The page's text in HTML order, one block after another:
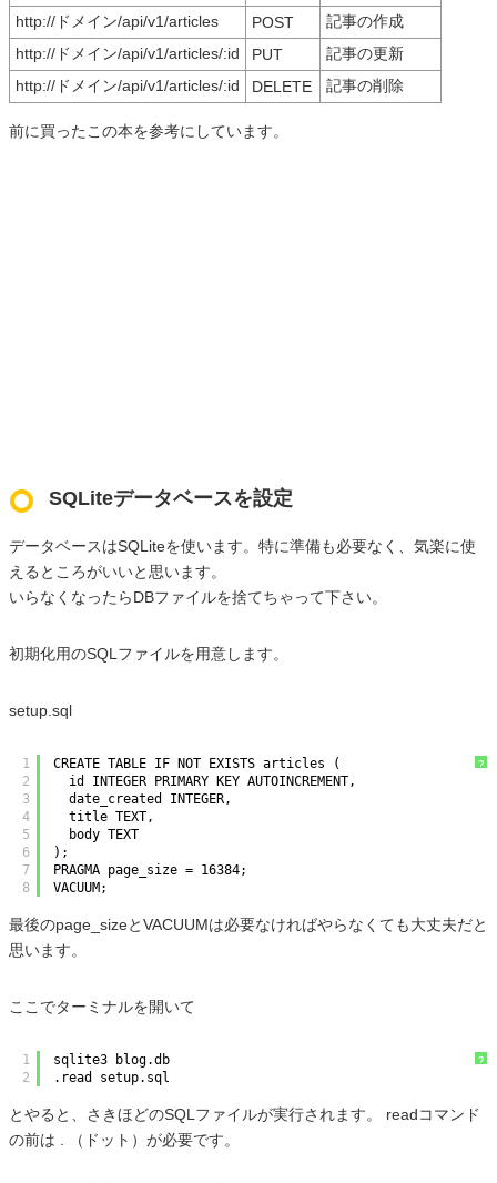
http://ドメイン/api/v1/articles
POST
記事の作成
http://ドメイン/api/v1/articles/:id
PUT
記事の更新
http://ドメイン/api/v1/articles/:id
DELETE 記事の削除
前に買ったこの本を参考にしています。
SQLiteデータベースを設定
データベースはSQLiteを使います。特に準備も必要なく、気楽に使
えるところがいいと思います。
いらなくなったらDBファイルを捨てちゃって下さい。
初期化用のSQLファイルを用意します。
setup.sql
?
1
2
3
4
5
6
7
8
CREATE TABLE IF NOT EXISTS articles (
id INTEGER PRIMARY KEY AUTOINCREMENT,
date_created INTEGER,
title TEXT,
body TEXT
);
PRAGMA page_size = 16384;
VACUUM;
最後のpage_sizeとVACUUMは必要なければやらなくても大丈夫だと
思います。
ここでターミナルを開いて
?
1
2
sqlite3 blog.db
.read setup.sql
とやると、さきほどのSQLファイルが実行されます。 readコマンド
の前は . （ドット）が必要です。